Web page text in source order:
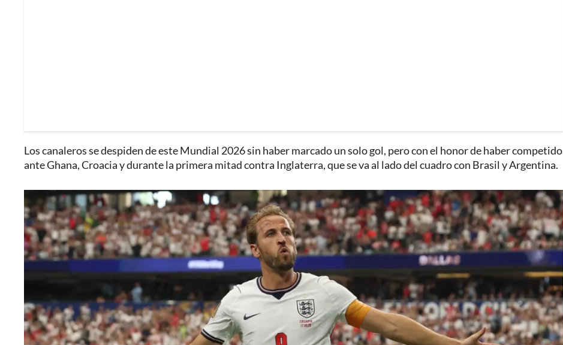
Los canaleros se despiden de este Mundial 2026 sin haber marcado un solo gol, pero con el honor de haber competido
ante Ghana, Croacia y durante la primera mitad contra Inglaterra, que se va al lado del cuadro con Brasil y Argentina.